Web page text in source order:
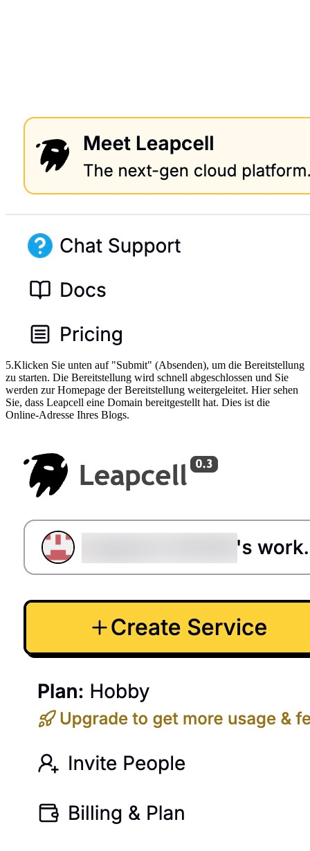
5.Klicken Sie unten auf "Submit" (Absenden), um die Bereitstellung
zu starten. Die Bereitstellung wird schnell abgeschlossen und Sie
werden zur Homepage der Bereitstellung weitergeleitet. Hier sehen
Sie, dass Leapcell eine Domain bereitgestellt hat. Dies ist die
Online-Adresse Ihres Blogs.